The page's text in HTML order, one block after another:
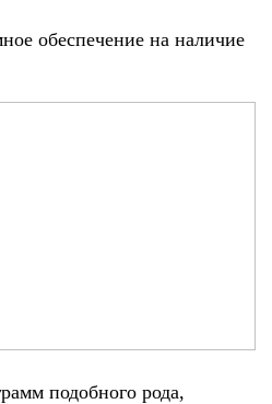
обеспечение на наличие
подобного рода,